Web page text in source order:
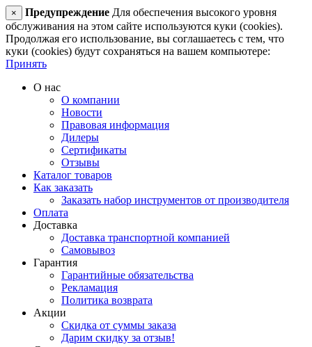
× Предупреждение Для обеспечения высокого уровня
обслуживания на этом сайте используются куки (cookies).
Продолжая его использование, вы соглашаетесь с тем, что
куки (cookies) будут сохраняться на вашем компьютере:
Принять
О нас
О компании
Новости
Правовая информация
Дилеры
Сертификаты
Отзывы
Каталог товаров
Как заказать
Заказать набор инструментов от производителя
Оплата
Доставка
Доставка транспортной компанией
Самовывоз
Гарантия
Гарантийные обязательства
Рекламация
Политика возврата
Акции
Скидка от суммы заказа
Дарим скидку за отзыв!